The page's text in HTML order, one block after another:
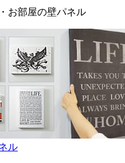
お部屋の壁パネル
ル